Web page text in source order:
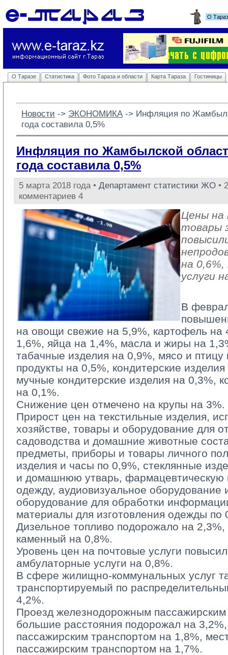
О
О Таразе Статистика Фото Тараза и области Карта Тараза Гостиницы
Новости -> ЭКОНОМИКА -> Инфляция по
года составила 0,5%
Инфляция по Жамбылской
года составила 0,5%
5 марта 2018 года • Департамент статистики ЖО •
комментариев 4
Цены на
товары
на
услуги
В
на овощи свежие на 5,9%, картофель на
1,6%, яйца на 1,4%, масла и жиры на
табачные изделия на 0,9%, мясо и
продукты на 0,5%, кондитерские
мучные кондитерские изделия на 0,3%,
на 0,1%.
Снижение цен отмечено на крупы на 3%.
Прирост цен на текстильные изделия,
хозяйстве, товары и оборудование для
садоводства и домашние животные
предметы, приборы и товары личного
изделия и часы по 0,9%, стеклянные
и домашнюю утварь, фармацевтическую
одежду, аудиовизуальное оборудование
оборудование для обработки
материалы для изготовления одежды по
Дизельное топливо подорожало на
каменный на 0,8%.
Уровень цен на почтовые услуги
амбулаторные услуги на 0,8%.
В сфере жилищно-коммунальных услуг
транспортируемый по
4,2%.
Проезд железнодорожным
большие расстояния подорожал на
пассажирским транспортом на 1,8%,
пассажирским транспортом на 1,7%.